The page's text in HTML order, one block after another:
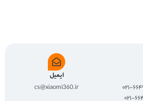
ایمیل
cs@xiaomi360.ir